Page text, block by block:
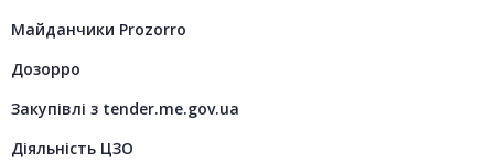
Майданчики Prozorro
Дозорро
Закупівлі з tender.me.gov.ua
Діяльність ЦЗО